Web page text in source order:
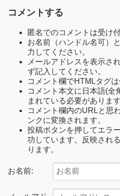
コメントする
匿名でのコメントは受け
お名前（ハンドル名可）
力してください。
メールアドレスを表示さ
ず記入してください。
コメント欄でHTMLタグは
コメント本文に日本語(全
まれている必要があります
コメント欄内のURLと思
ンクに変換されます。
投稿ボタンを押してエラ
功しています。反映され
ります。
お名前: